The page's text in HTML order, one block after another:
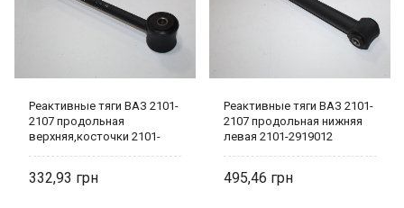
Реактивные тяги ВАЗ 2101-
2107 продольная
верхняя,косточки 2101-
332,93
Реактивные тяги ВАЗ 2101-
2107 продольная нижняя
левая 2101-2919012
495,46